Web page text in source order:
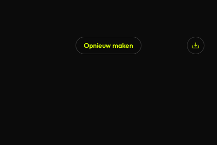
Opnieuw maken